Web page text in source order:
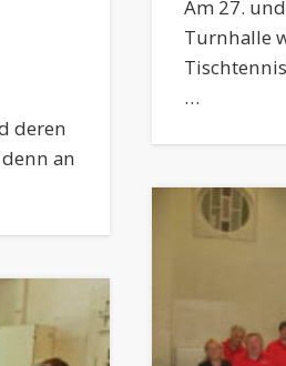
Am 27.
Turnhalle
…
deren
an